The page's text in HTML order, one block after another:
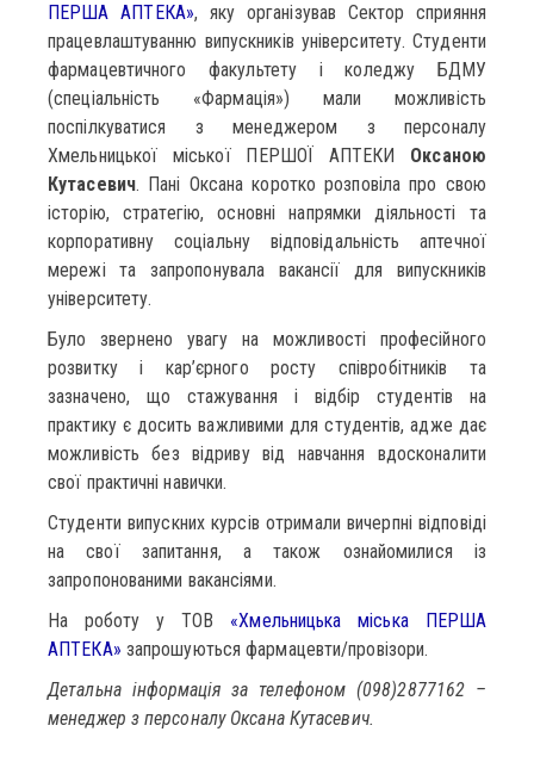
ПЕРША АПТЕКА», яку організував Сектор сприяння
працевлаштуванню випускників університету. Студенти
фармацевтичного факультету і коледжу БДМУ
(спеціальність «Фармація») мали можливість
поспілкуватися з менеджером з персоналу
Хмельницької міської ПЕРШОЇ АПТЕКИ Оксаною
Кутасевич. Пані Оксана коротко розповіла про свою
історію, стратегію, основні напрямки діяльності та
корпоративну соціальну відповідальність аптечної
мережі та запропонувала вакансії для випускників
університету.
Було звернено увагу на можливості професійного
розвитку і кар’єрного росту співробітників та
зазначено, що стажування і відбір студентів на
практику є досить важливими для студентів, адже дає
можливість без відриву від навчання вдосконалити
свої практичні навички.
Студенти випускних курсів отримали вичерпні відповіді
на свої запитання, а також ознайомилися із
запропонованими вакансіями.
На роботу у ТОВ «Хмельницька міська ПЕРША
АПТЕКА» запрошуються фармацевти/провізори.
Детальна інформація за телефоном (098)2877162 –
менеджер з персоналу Оксана Кутасевич.